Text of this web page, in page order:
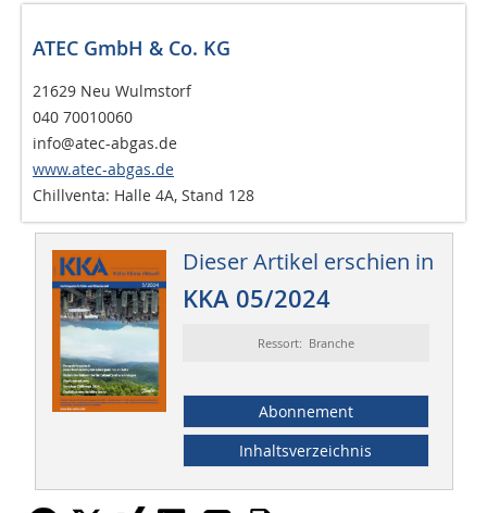
ATEC GmbH & Co. KG
21629 Neu Wulmstorf
040 70010060
info@atec-abgas.de
www.atec-abgas.de
Chillventa: Halle 4A, Stand 128
Dieser Artikel erschien in
KKA 05/2024
Ressort: Branche
Abonnement
Inhaltsverzeichnis